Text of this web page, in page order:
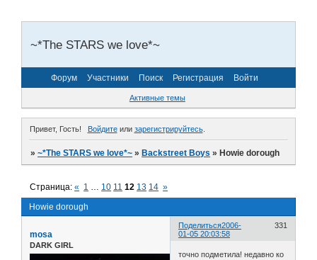
~*The STARS we love*~
Форум Участники Поиск Регистрация Войти
Активные темы
Привет, Гость! Войдитеили зарегистрируйтесь.
»~*The STARS we love*~ »Backstreet Boys »Howie dorough
Howie dorough
Страница:« 1 … 10 11 12 13 14 »
Поделиться 331
2006-
01-05 20:03:58
mosa
DARK GIRL
точно подметила! недавно ко